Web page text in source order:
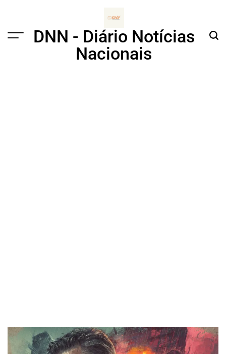
Menu
DNN - Diário Notícias
Nacionais